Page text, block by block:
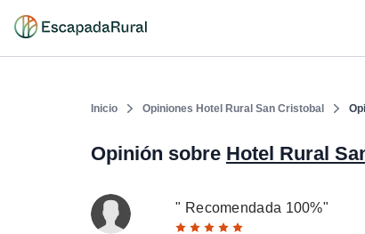
Inicio Opiniones Hotel Rural San Cristobal
Opinión sobre Hotel Rural
" Recomendada 100%"